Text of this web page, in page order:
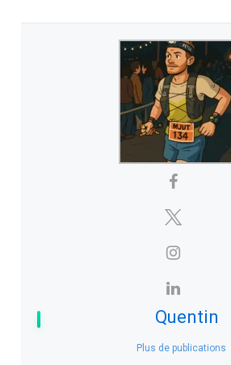
Quentin
Plus de publications